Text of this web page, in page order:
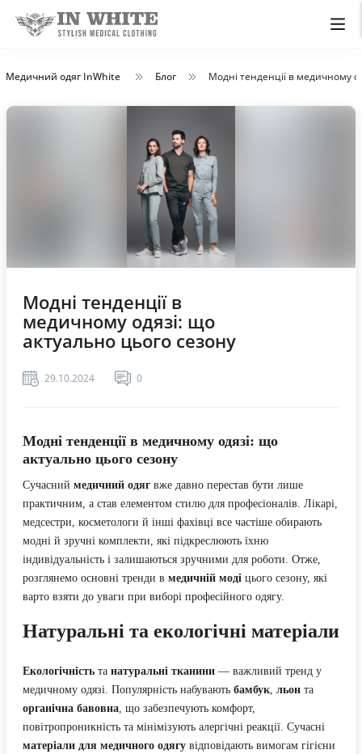
Медичний одяг InWhite Блог Модні тенденції в медичному
Модні тенденції в
медичному одязі: що
актуально цього сезону
29.10.2024 0
Модні тенденції в медичному одязі: що
актуально цього сезону
Сучасний медичний одяг вже давно перестав бути лише
практичним, а став елементом стилю для професіоналів. Лікарі,
медсестри, косметологи й інші фахівці все частіше обирають
модні й зручні комплекти, які підкреслюють їхню
індивідуальність і залишаються зручними для роботи. Отже,
розглянемо основні тренди в медичній моді цього сезону, які
варто взяти до уваги при виборі професійного одягу.
Натуральні та екологічні матеріали
Екологічність та натуральні тканини — важливий тренд у
медичному одязі. Популярність набувають бамбук, льон та
органічна бавовна, що забезпечують комфорт,
повітропроникність та мінімізують алергічні реакції. Сучасні
матеріали для медичного одягу відповідають вимогам гігієни